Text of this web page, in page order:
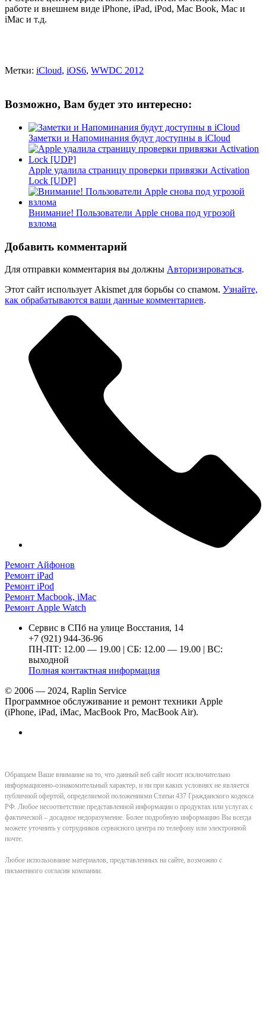
работе и внешнем виде iPhone, iPad, iPod, Mac Book, Mac и
iMac и т.д.
Метки: iCloud, iOS6, WWDC 2012
Возможно, Вам будет это интересно:
Заметки и Напоминания будут доступны в iCloud
Apple удалила страницу проверки привязки Activation
Lock [UDP]
Внимание! Пользователи Apple снова под угрозой
взлома
Добавить комментарий
Для отправки комментария вы должны Авторизироваться.
Этот сайт использует Akismet для борьбы со спамом. Узнайте,
как обрабатываются ваши данные комментариев.
Ремонт Айфонов
Ремонт iPad
Ремонт iPod
Ремонт Macbook, iMac
Ремонт Apple Watch
Сервис в СПб на улице Восстания, 14
+7 (921) 944-36-96
ПН-ПТ: 12.00 — 19.00 | СБ: 12.00 — 19.00 | ВС:
выходной
Полная контактная информация
© 2006 — 2024, Raplin Service
Программное обслуживание и ремонт техники Apple
(iPhone, iPad, iMac, MacBook Pro, MacBook Air).
Обращаем Ваше внимание на то, что данный веб сайт носит исключительно
информационно-ознакомительный характер, и ни при каких условиях не является
публичной офертой, определяемой положениями Статьи 437 Гражданского кодекса
РФ. Любое несоответствие представленной информации о продуктах или услугах с
фактической – досадное недоразумение. Более подробную информацию Вы всегда
можете уточнить у сотрудников сервисного центра по телефону или электронной
почте.
Любое использование материалов, представленных на сайте, возможно с
письменного согласия компании.